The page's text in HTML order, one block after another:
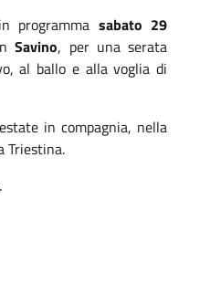
programma sabato 29
Savino, per una serata
al ballo e alla voglia di
in compagnia, nella
Triestina.